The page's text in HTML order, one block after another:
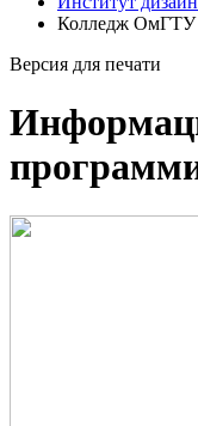
Колледж ОмГТУ
Версия для печати